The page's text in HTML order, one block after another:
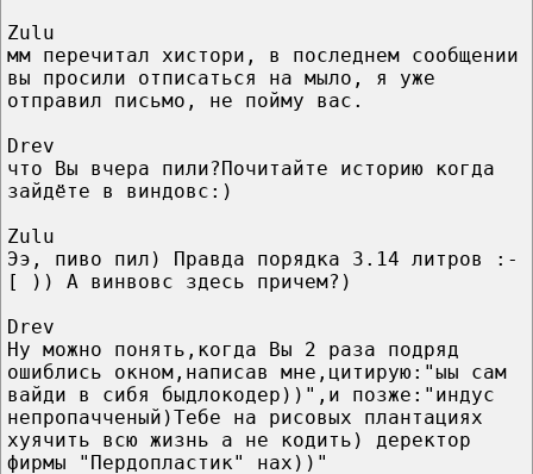
Zulu
мм перечитал хистори, в последнем сообщении
вы просили отписаться на мыло, я уже
отправил письмо, не пойму вас.
Drev
что Вы вчера пили?Почитайте историю когда
зайдёте в виндовс:)
Zulu
Ээ, пиво пил) Правда порядка 3.14 литров :-
[ )) А винвовс здесь причем?)
Drev
Ну можно понять,когда Вы 2 раза подряд
ошиблись окном,написав мне,цитирую:"ыы сам
вайди в сибя быдлокодер))",и позже:"индус
непропачченый)Тебе на рисовых плантациях
хуячить всю жизнь а не кодить) деректор
фирмы "Пердопластик" нах))"